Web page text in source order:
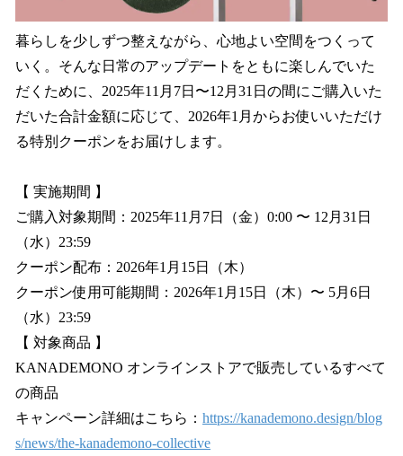
暮らしを少しずつ整えながら、心地よい空間をつくって
いく。そんな日常のアップデートをともに楽しんでいた
だくために、2025年11月7日〜12月31日の間にご購入いた
だいた合計金額に応じて、2026年1月からお使いいただけ
る特別クーポンをお届けします。
【 実施期間 】
ご購入対象期間：2025年11月7日（金）0:00 〜 12月31日
（水）23:59
クーポン配布：2026年1月15日（木）
クーポン使用可能期間：2026年1月15日（木）〜 5月6日
（水）23:59
【 対象商品 】
KANADEMONO オンラインストアで販売しているすべて
の商品
キャンペーン詳細はこちら： https://kanademono.design/blog
s/news/the-kanademono-collective